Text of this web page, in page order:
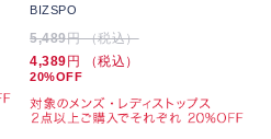
BIZSPO
5,489円 （税込）
4,389円 （税込）
20%OFF